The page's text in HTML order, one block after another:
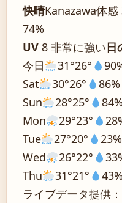
快晴Kanazawa体感
74%
UV 8 非常に強い日
今日
31°26°
Sat
30°26°
86%
Sun
28°25°
84%
Mon
29°23°
Tue
27°20°
23%
Wed
26°22°
Thu
31°21°
43%
ライブデータ提供：